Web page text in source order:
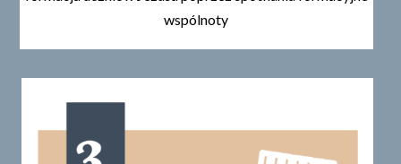
wspólnoty